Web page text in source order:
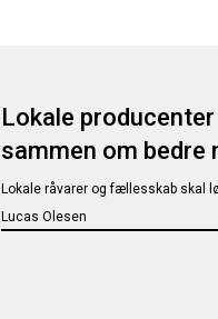
Lokale
sammen om bedre
Lokale råvarer og fællesskab skal
Lucas Olesen